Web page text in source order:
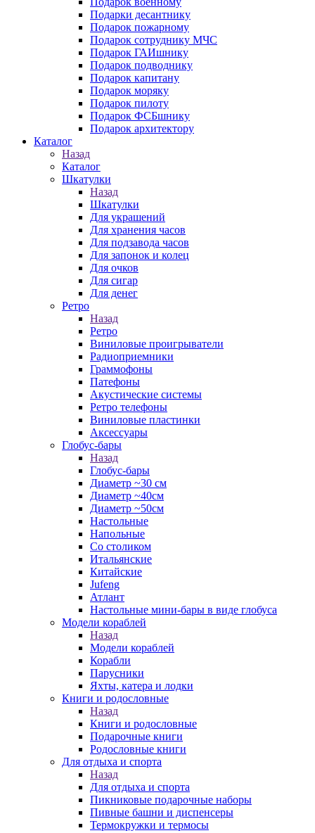
Подарки десантнику
Подарок пожарному
Подарок сотруднику МЧС
Подарок ГАИшнику
Подарок подводнику
Подарок капитану
Подарок моряку
Подарок пилоту
Подарок ФСБшнику
Подарок архитектору
Каталог
Назад
Каталог
Шкатулки
Назад
Шкатулки
Для украшений
Для хранения часов
Для подзавода часов
Для запонок и колец
Для очков
Для сигар
Для денег
Ретро
Назад
Ретро
Виниловые проигрыватели
Радиоприемники
Граммофоны
Патефоны
Акустические системы
Ретро телефоны
Виниловые пластинки
Аксессуары
Глобус-бары
Назад
Глобус-бары
Диаметр ~30 см
Диаметр ~40см
Диаметр ~50см
Настольные
Напольные
Со столиком
Итальянские
Китайские
Jufeng
Атлант
Настольные мини-бары в виде глобуса
Модели кораблей
Назад
Модели кораблей
Корабли
Парусники
Яхты, катера и лодки
Книги и родословные
Назад
Книги и родословные
Подарочные книги
Родословные книги
Для отдыха и спорта
Назад
Для отдыха и спорта
Пикниковые подарочные наборы
Пивные башни и диспенсеры
Термокружки и термосы